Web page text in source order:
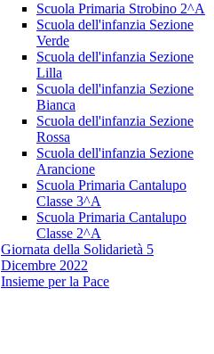
Scuola Primaria Strobino 2^A
Scuola dell'infanzia Sezione
Verde
Scuola dell'infanzia Sezione
Lilla
Scuola dell'infanzia Sezione
Bianca
Scuola dell'infanzia Sezione
Rossa
Scuola dell'infanzia Sezione
Arancione
Scuola Primaria Cantalupo
Classe 3^A
Scuola Primaria Cantalupo
Classe 2^A
Giornata della Solidarietà 5
Dicembre 2022
Insieme per la Pace